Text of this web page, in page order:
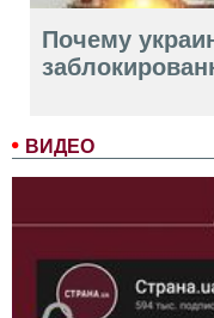
ВИДЕО
Почему